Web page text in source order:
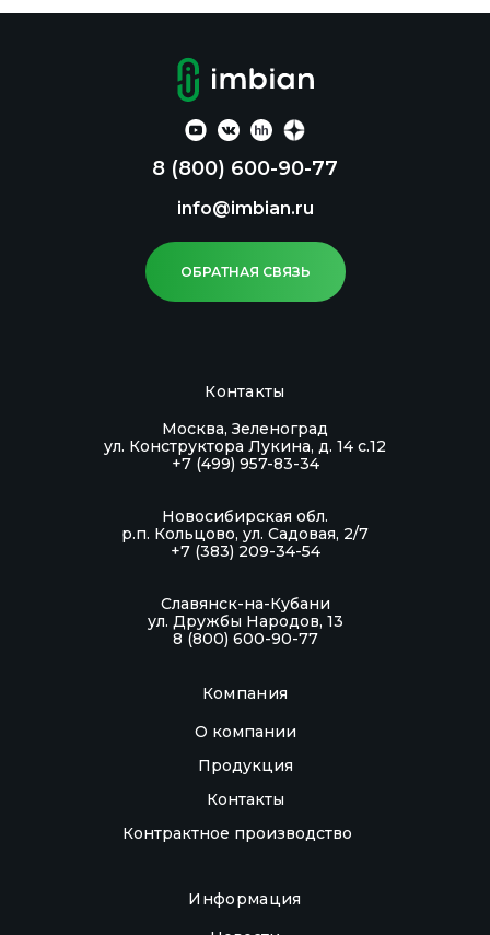
8 (800) 600-90-77
info@imbian.ru
ОБРАТНАЯ СВЯЗЬ
Компания
О компании
Продукция
Контакты
Контрактное производство
Информация
Контакты
Москва, Зеленоград
ул. Конструктора Лукина, д. 14 с.12
+7 (499) 957-83-34
Новосибирская обл.
р.п. Кольцово, ул. Садовая, 2/7
+7 (383) 209-34-54
Славянск-на-Кубани
ул. Дружбы Народов, 13
8 (800) 600-90-77